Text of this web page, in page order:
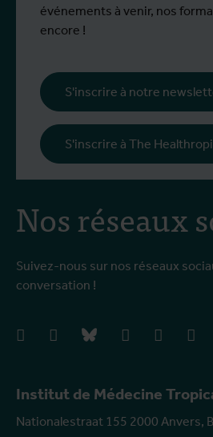
Institut de Médecine
Nationalestraat 155 2000 Anvers,
Nos réseaux
Suivez-nous sur nos réseaux
conversation !
facebookinstagrambluesky linkedIn youtube
événements à venir, nos
encore !
S'inscrire à notre
S'inscrire à The